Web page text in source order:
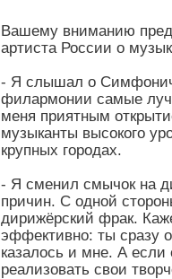
Вашему вниманию
артиста России о
- Я слышал о
филармонии самые
меня приятным
музыканты высокого
крупных городах.
- Я сменил смычок на
причин. С одной
дирижёрский фрак.
эффективно: ты сразу
казалось и мне. А если
реализовать свои